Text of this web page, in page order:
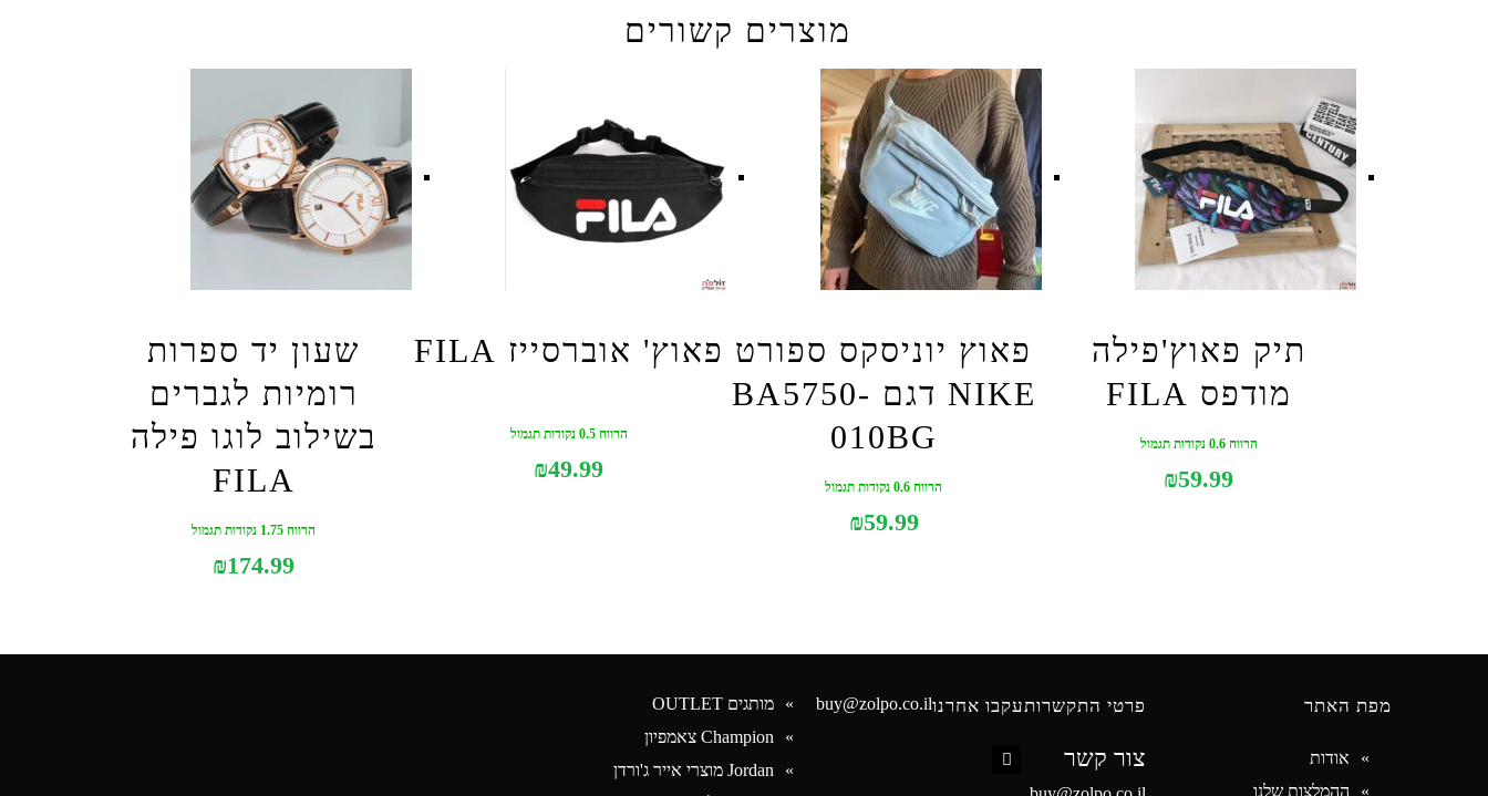
מוצרים קשורים
תיק פאוץ'פילה
מודפס FILA
הרווח 0.6 נקודות תגמול
₪59.99
פאוץ יוניסקס ספורט
NIKE דגם BA5750-
010BG
הרווח 0.6 נקודות תגמול
₪59.99
פאוץ' אוברסייז FILA
הרווח 0.5 נקודות תגמול
₪49.99
שעון יד ספרות
רומיות לגברים
בשילוב לוגו פילה
FILA
הרווח 1.75 נקודות תגמול
₪174.99
מפת האתר
אודות
ההמלצות שלנו
פרטי התקשרות
צור קשר
עקבו אחרנוbuy@zolpo.co.il
מותגים OUTLET
Champion צאמפיון
Jordan מוצרי אייר ג'ורדן